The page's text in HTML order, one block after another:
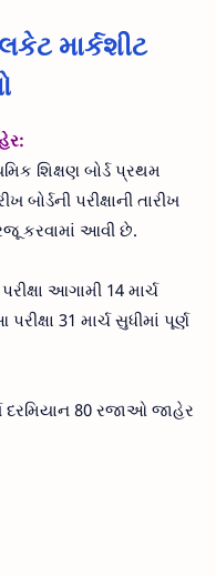
માર્કશીટ
શિક્ષણ બોર્ડ પ્રથમ
બોર્ડની પરીક્ષાની તારીખ
કરવામાં આવી છે.
આગામી 14 માર્ચ
31 માર્ચ સુધીમાં પૂર્ણ
દરમિયાન 80 રજાઓ જાહેર